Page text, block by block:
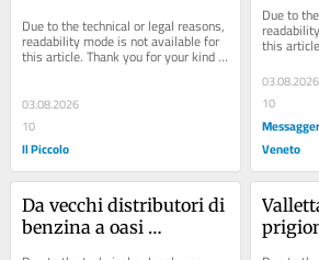
aumentano del 20 per
cento
Due to the technical or legal reasons,
readability mode is not available for
this article. Thank you for your kind
03.08.2026
10
Il Piccolo
Due to
this
03.08.2026
10
Veneto
Da vecchi distributori di
benzina a oasi